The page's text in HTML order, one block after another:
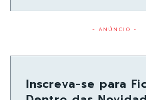
- ANÚNCIO -
Inscreva-se para